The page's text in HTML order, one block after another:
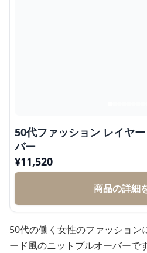
50代ファッション レイヤ
バー
¥11,520
商品の詳細
50代の働く女性のファッション
ード風のニットプルオーバーです